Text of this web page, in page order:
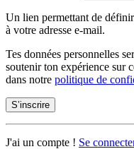
Un lien permettant de
à votre adresse e-mail.
Tes données personnelles
soutenir ton expérience sur
dans notre politique de
S’inscrire
J'ai un compte ! Se